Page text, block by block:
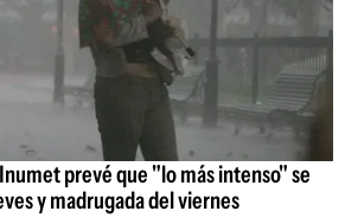
prevé que "lo más intenso" se
y madrugada del viernes